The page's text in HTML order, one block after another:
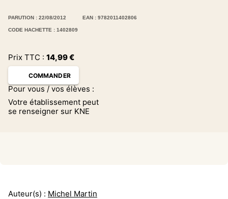
PARUTION : 22/08/2012 EAN : 9782011402806
CODE HACHETTE : 1402809
Prix TTC : 14,99€
COMMANDER
Pour vous / vos élèves :
Votre établissement peut
se renseigner sur KNE
Auteur(s) : Michel Martin